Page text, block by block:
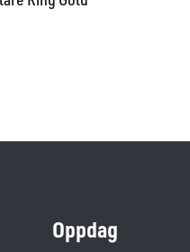
Oppdag